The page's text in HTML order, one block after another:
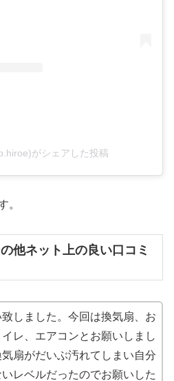
がシェアした投稿
。
他ネット上の良い口コミ
しました。今回は換気扇、お
レ、エアコンとお願いしまし
扇がだいぶ汚れてしまい自分
レベルだったのでお願いした